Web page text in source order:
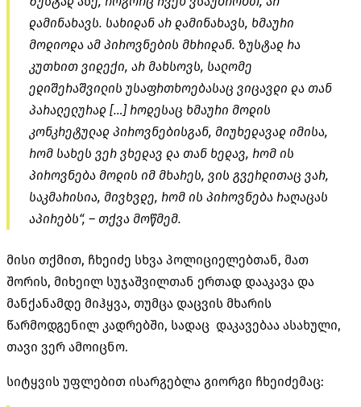
დამინახავს. სახიდან არ დამინახავს, ხმაური
მოდიოდა ამ პიროვნების მხრიდან. ზუსტად რა
კუთხით ვიდექი, არ მახსოვს, სალომე
ედიშერაშვილის უსაფრთხოებასაც ვიცავდი და თან
პარალელურად […] როდესაც ხმაური მოდის
კონკრეტულად პიროვნებისგან, მიუხედავად იმისა,
რომ სახეს ვერ ვხედავ და თან ხედავ, რომ ის
პიროვნება მოდის იმ მხარეს, ვის გვერდითაც ვარ,
საკმარისია, მივხვდე, რომ ის პიროვნება რაღაცას
აპირებს“, – თქვა მოწმემ.
მისი თქმით, ჩხეიძე სხვა პოლიციელებთან, მათ
შორის, მიხეილ სუჯაშვილთან ერთად დააკავა და
მანქანამდე მიჰყვა, თუმცა დაცვის მხარის
წარმოდგენილ კადრებში, სადაც დაკავებაა ასახული,
თავი ვერ ამოიცნო.
სიტყვის უფლებით ისარგებლა გიორგი ჩხეიძემაც: